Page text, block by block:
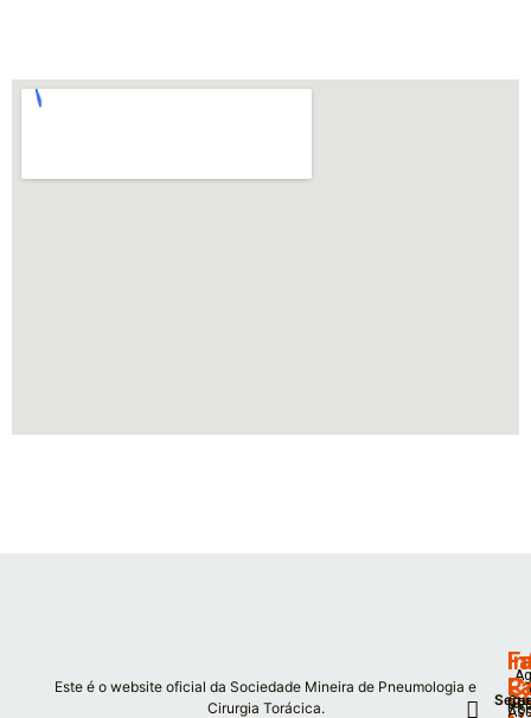
Este é o website oficial da Sociedade Mineira de Pneumologia e
Cirurgia Torácica.